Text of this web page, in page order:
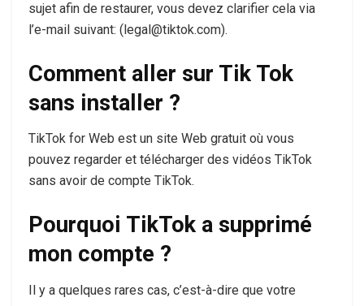
sujet afin de restaurer, vous devez clarifier cela via
l’e-mail suivant: (legal@tiktok.com).
Comment aller sur Tik Tok
sans installer ?
TikTok for Web est un site Web gratuit où vous
pouvez regarder et télécharger des vidéos TikTok
sans avoir de compte TikTok.
Pourquoi TikTok a supprimé
mon compte ?
Il y a quelques rares cas, c’est-à-dire que votre